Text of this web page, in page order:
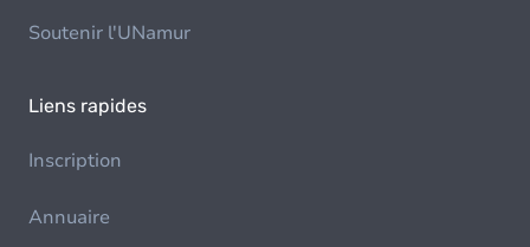
Soutenir l'UNamur
Liens rapides
Inscription
Annuaire